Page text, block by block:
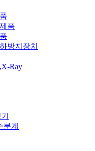
품
방지장치
Ray
분계